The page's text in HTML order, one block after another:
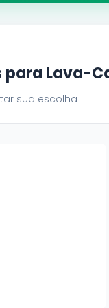
para Lava-
sua escolha